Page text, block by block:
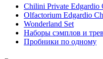
Chilini Private Edgardio
Olfactorium Edgardio
Wonderland Set
Наборы сэмплов и
Пробники по одному